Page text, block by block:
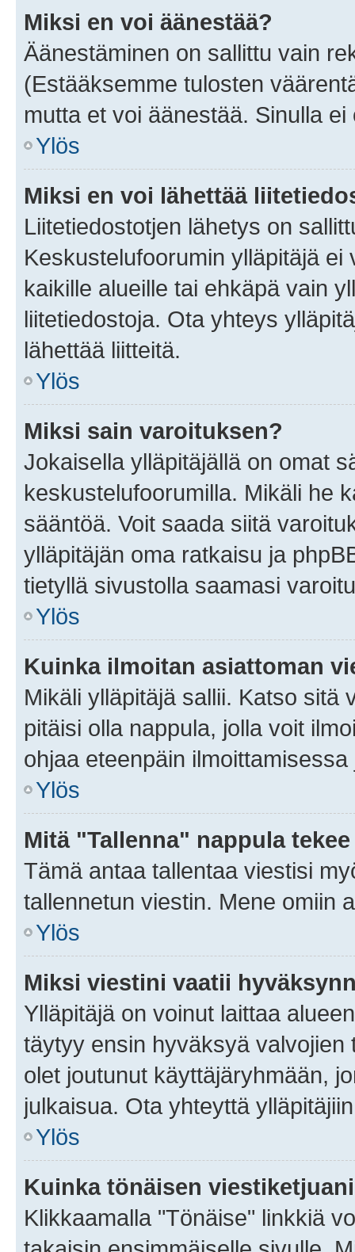
Miksi en voi äänestää?
Äänestäminen on sallittu vain
(Estääksemme tulosten
mutta et voi äänestää. Sinulla
Ylös
Miksi en voi lähettää
Liitetiedostotjen lähetys on
Keskustelufoorumin ylläpitäjä
kaikille alueille tai ehkäpä vain
liitetiedostoja. Ota yhteys
lähettää liitteitä.
Ylös
Miksi sain varoituksen?
Jokaisella ylläpitäjällä on omat
keskustelufoorumilla. Mikäli he
sääntöä. Voit saada siitä
ylläpitäjän oma ratkaisu ja
tietyllä sivustolla saamasi
Ylös
Kuinka ilmoitan asiattoman
Mikäli ylläpitäjä sallii. Katso sitä
pitäisi olla nappula, jolla voit
ohjaa eteenpäin
Ylös
Mitä "Tallenna" nappula
Tämä antaa tallentaa viestisi
tallennetun viestin. Mene omiin
Ylös
Miksi viestini vaatii
Ylläpitäjä on voinut laittaa
täytyy ensin hyväksyä
olet joutunut käyttäjäryhmään,
julkaisua. Ota yhteyttä
Ylös
Kuinka tönäisen
Klikkaamalla "Tönäise" linkkiä